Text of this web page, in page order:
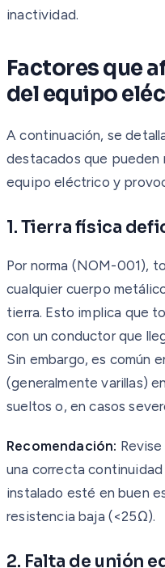
inactividad.
Factores que
del equipo
A continuación, se
destacados que pueden
equipo eléctrico y
1. Tierra física
Por norma (NOM-001),
cualquier cuerpo
tierra. Esto implica que
con un conductor que
Sin embargo, es común
(generalmente varillas)
sueltos o, en casos
Recomendación:
una correcta
instalado esté en buen
resistencia baja (<25Ω).
2. Falta de unión